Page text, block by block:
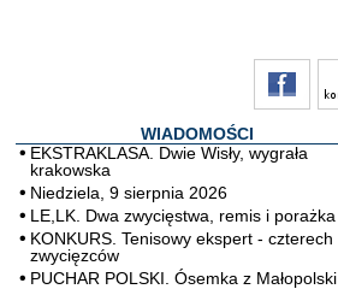
WIADOMOŚCI
EKSTRAKLASA. Dwie Wisły, wygrała
krakowska
Niedziela, 9 sierpnia 2026
LE,LK. Dwa zwycięstwa, remis i porażka
KONKURS. Tenisowy ekspert - czterech
zwycięzców
PUCHAR POLSKI. Ósemka z Małopolski